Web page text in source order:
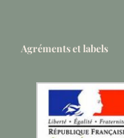
Agréments et labels